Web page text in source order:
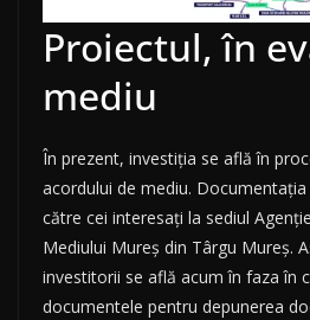
Proiectul, în
mediu
În prezent, investiția se află în
acordului de mediu.
către cei interesați la sediul
Mediului Mureș din Târgu Mureș.
investitorii se află acum în faza în
documentele pentru depunerea